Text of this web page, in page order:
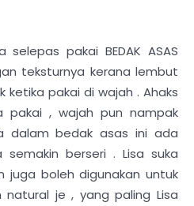
pakai BEDAK ASAS
teksturnya kerana lembut
ketika pakai di wajah . Ahaks
pakai , wajah pun nampak
dalam bedak asas ini ada
berseri . Lisa suka
juga boleh digunakan untuk
natural je , yang paling Lisa